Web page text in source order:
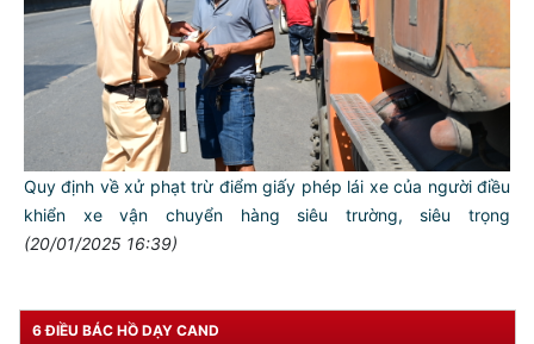
Quy định về xử phạt trừ điểm giấy phép lái xe của người điều
khiển xe vận chuyển hàng siêu trường, siêu trọng
(20/01/2025 16:39)
6 ĐIỀU BÁC HỒ DẠY CAND